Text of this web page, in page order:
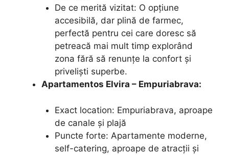
De ce merită vizitat: O opțiune
accesibilă, dar plină de farmec,
perfectă pentru cei care doresc să
petreacă mai mult timp explorând
zona fără să renunțe la confort și
priveliști superbe.
Apartamentos Elvira – Empuriabrava:
Exact location: Empuriabrava, aproape
de canale și plajă
Puncte forte: Apartamente moderne,
self-catering, aproape de atracții și